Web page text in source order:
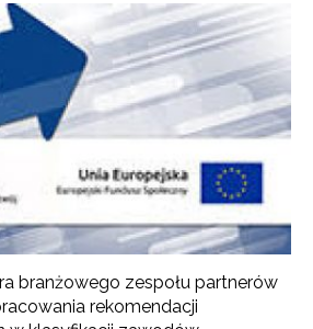
branżowego zespołu partnerów
rekomendacji